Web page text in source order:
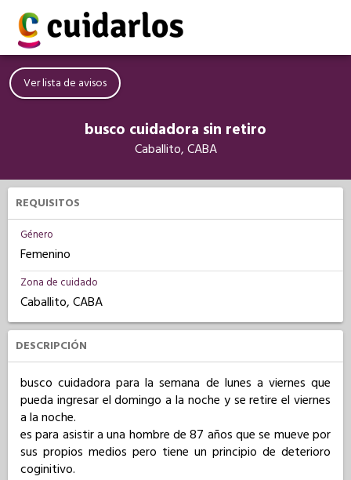
Ver lista de avisos
busco cuidadora sin retiro
Caballito, CABA
REQUISITOS
Género
Femenino
Zona de cuidado
Caballito, CABA
DESCRIPCIÓN
busco cuidadora para la semana de lunes a viernes que
pueda ingresar el domingo a la noche y se retire el viernes
a la noche.
es para asistir a una hombre de 87 años que se mueve por
sus propios medios pero tiene un principio de deterioro
coginitivo.